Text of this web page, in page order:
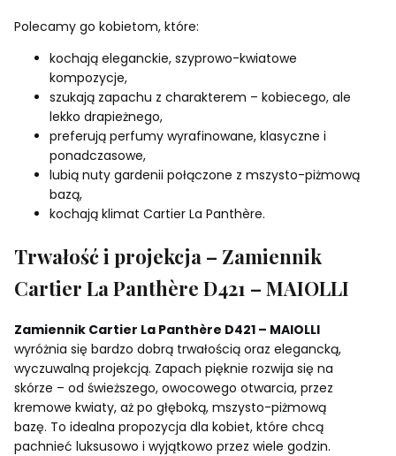
Polecamy go kobietom, które:
kochają eleganckie, szyprowo-kwiatowe
kompozycje,
szukają zapachu z charakterem – kobiecego, ale
lekko drapieżnego,
preferują perfumy wyrafinowane, klasyczne i
ponadczasowe,
lubią nuty gardenii połączone z mszysto-piżmową
bazą,
kochają klimat Cartier La Panthère.
Trwałość i projekcja – Zamiennik
Cartier La Panthère D421 – MAIOLLI
Zamiennik Cartier La Panthère D421 – MAIOLLI
wyróżnia się bardzo dobrą trwałością oraz elegancką,
wyczuwalną projekcją. Zapach pięknie rozwija się na
skórze – od świeższego, owocowego otwarcia, przez
kremowe kwiaty, aż po głęboką, mszysto-piżmową
bazę. To idealna propozycja dla kobiet, które chcą
pachnieć luksusowo i wyjątkowo przez wiele godzin.